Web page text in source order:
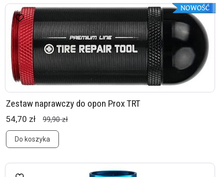
Zestaw naprawczy do opon Prox TRT
54,70 zł 99,90 zł
Do koszyka